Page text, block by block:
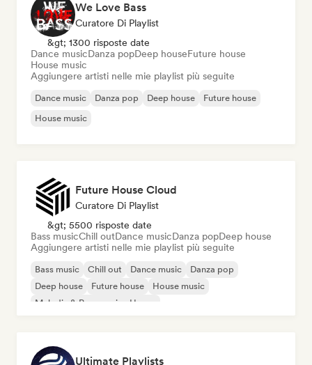
We Love Bass
Curatore Di Playlist
&gt; 1300 risposte date
Dance musicDanza popDeep houseFuture house
House music
Aggiungere artisti nelle mie playlist più seguite
Dance music Danza pop Deep house
Future house
House music
Future House Cloud
Curatore Di Playlist
&gt; 5500 risposte date
Bass musicChill outDance musicDanza popDeep house
Aggiungere artisti nelle mie playlist più seguite
Bass music Chill out Dance music
Danza pop
Deep house
Future house
House music
Melodic & Progressive House
Ultimate Playlists